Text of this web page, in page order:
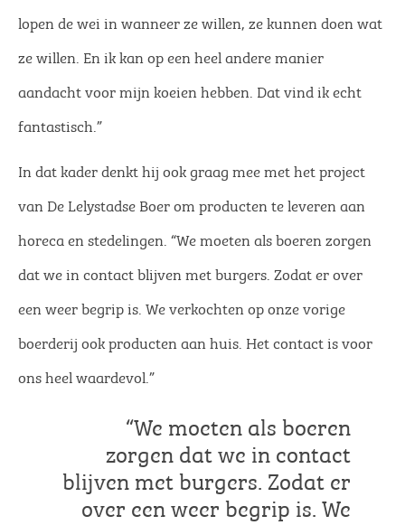
lopen de wei in wanneer ze willen, ze kunnen doen wat
ze willen. En ik kan op een heel andere manier
aandacht voor mijn koeien hebben. Dat vind ik echt
fantastisch.”
In dat kader denkt hij ook graag mee met het project
van De Lelystadse Boer om producten te leveren aan
horeca en stedelingen. “We moeten als boeren zorgen
dat we in contact blijven met burgers. Zodat er over
een weer begrip is. We verkochten op onze vorige
boerderij ook producten aan huis. Het contact is voor
ons heel waardevol.”
“We moeten als boeren
zorgen dat we in contact
blijven met burgers. Zodat er
over een weer begrip is. We